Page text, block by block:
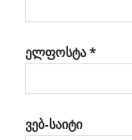
ელფოსტა*
ვებ-საიტი